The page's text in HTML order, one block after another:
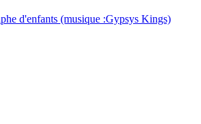
d'enfants (musique :Gypsys Kings)